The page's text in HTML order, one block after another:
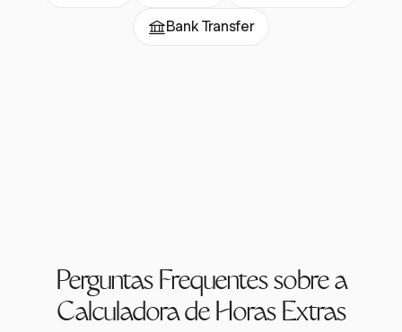
Bank Transfer
Perguntas Frequentes sobre a
Calculadora de Horas Extras